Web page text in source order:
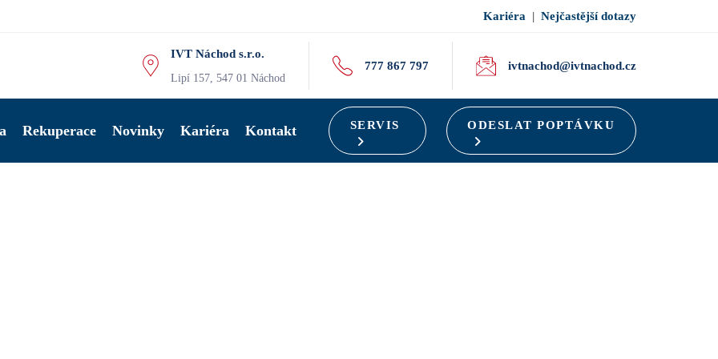
Kariéra | Nejčastější dotazy
IVT Náchod s.r.o.
Lipí 157, 547 01 Náchod
777 867 797 ivtnachod@ivtnachod.cz
Rekuperace Novinky Kariéra Kontakt SERVIS ODESLAT POPTÁVKU